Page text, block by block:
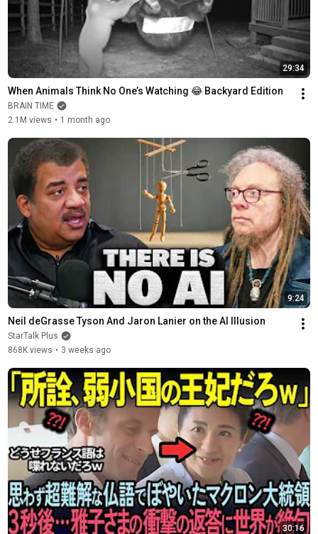
29:34
When Animals Think No One’s Watching 😂 Backyard Edition
BRAIN TIME
2.1M views • 1 month ago
9:24
Neil deGrasse Tyson And Jaron Lanier on the AI Illusion
StarTalk Plus
868K views • 3 weeks ago
30:16